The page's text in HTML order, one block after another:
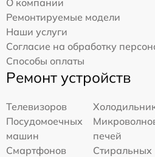
Ремонтируемые модели
Наши услуги
Согласие на обработку
Способы оплаты
Ремонт устройств
Телевизоров
Посудомоечных
машин
печей
Смартфонов
Стиральных